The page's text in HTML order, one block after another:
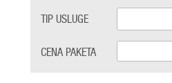
TIP USLUGE
CENA PAKETA